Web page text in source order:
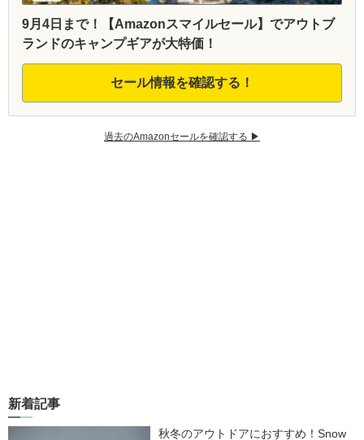
9月4日まで！【Amazonスマイルセール】でアウトブ
ランドのキャンプギアが大特価！
セール情報を確認する！
過去のAmazonセールを確認する ▶︎
新着記事
秋冬のアウトドアにおすすめ！Snow